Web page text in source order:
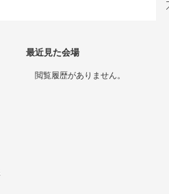
最近見た会場
閲覧履歴がありません。